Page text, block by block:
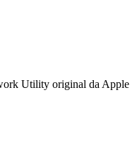
Utility original da Apple